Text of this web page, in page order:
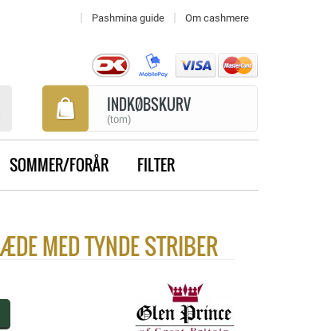
Pashmina guide Om cashmere
INDKØBSKURV
(tom)
SOMMER/FORÅR FILTER
MED TYNDE STRIBER